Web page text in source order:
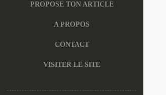
PROPOSE TON ARTICLE
A PROPOS
CONTACT
VISITER LE SITE